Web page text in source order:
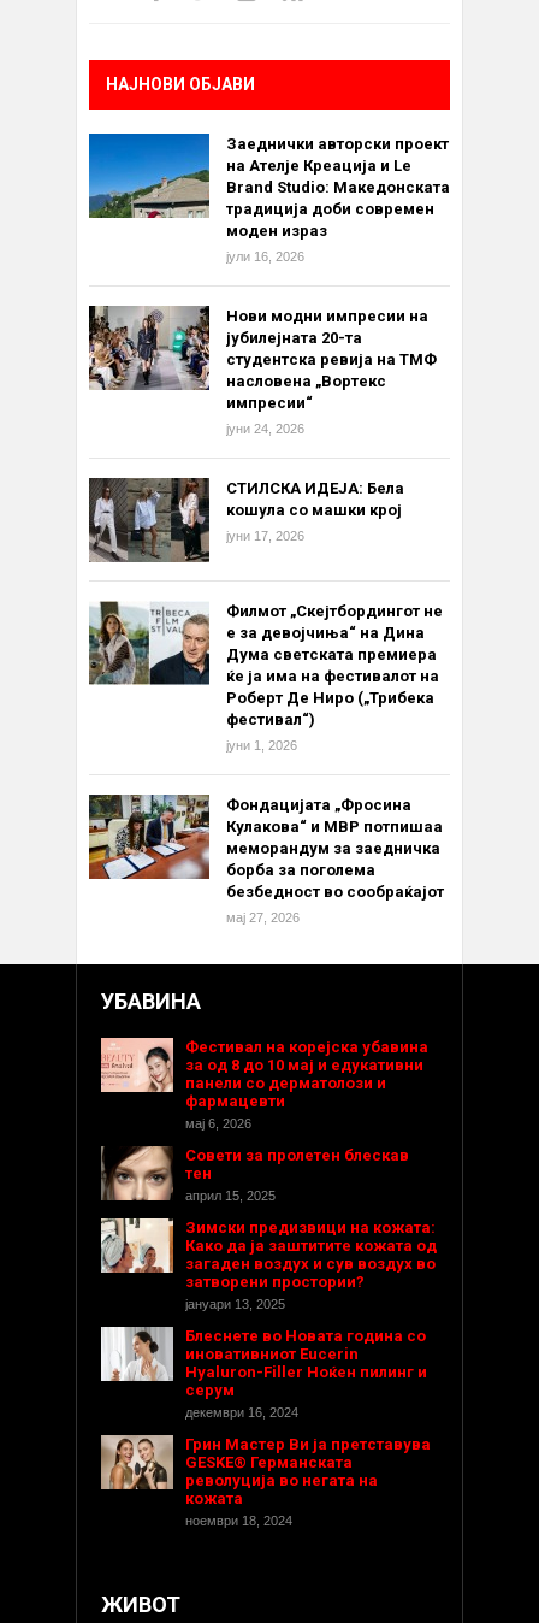
НАЈНОВИ ОБЈАВИ
Заеднички авторски проект
на Ателје Креација и Le
Brand Studio: Македонската
традиција доби современ
моден израз
јули 16, 2026
Нови модни импресии на
јубилејната 20-та
студентска ревија на ТМФ
насловена „Вортекс
импресии“
јуни 24, 2026
СТИЛСКА ИДЕЈА: Бела
кошула со машки крој
јуни 17, 2026
Филмот „Скејтбордингот не
е за девојчиња“ на Дина
Дума светската премиера
ќе ја има на фестивалот на
Роберт Де Ниро („Трибека
фестивал“)
јуни 1, 2026
Фондацијата „Фросина
Кулакова“ и МВР потпишаа
меморандум за заедничка
борба за поголема
безбедност во сообраќајот
мај 27, 2026
УБАВИНА
Фестивал на корејска убавина
за од 8 до 10 мај и едукативни
панели со дерматолози и
фармацевти
мај 6, 2026
Совети за пролетен блескав
тен
април 15, 2025
Зимски предизвици на кожата:
Како да ја заштитите кожата од
загаден воздух и сув воздух во
затворени простории?
јануари 13, 2025
Блеснете во Новата година со
иновативниот Eucerin
Hyaluron-Filler Ноќен пилинг и
серум
декември 16, 2024
Грин Мастер Ви ја претставува
GESKE® Германската
револуција во негата на
кожата
ноември 18, 2024
ЖИВОТ